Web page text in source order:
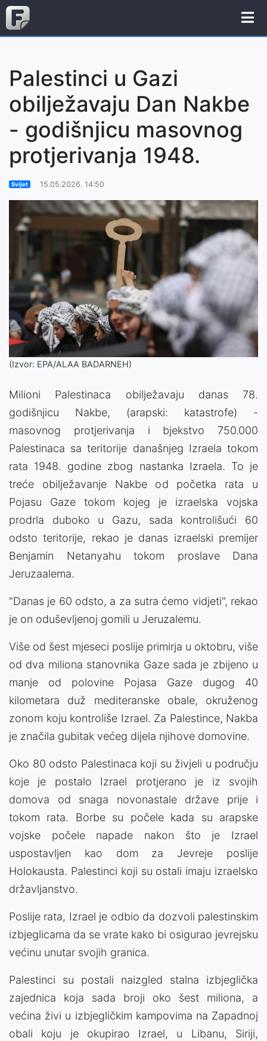
Palestinci u Gazi
obilježavaju Dan Nakbe
- godišnjicu masovnog
protjerivanja 1948.
Svijet 15.05.2026. 14:50
(Izvor: EPA/ALAA BADARNEH)
Milioni Palestinaca obilježavaju danas 78.
godišnjicu Nakbe, (arapski: katastrofe) -
masovnog protjerivanja i bjekstvo 750.000
Palestinaca sa teritorije današnjeg Izraela tokom
rata 1948. godine zbog nastanka Izraela. To je
treće obilježavanje Nakbe od početka rata u
Pojasu Gaze tokom kojeg je izraelska vojska
prodrla duboko u Gazu, sada kontrolišući 60
odsto teritorije, rekao je danas izraelski premijer
Benjamin Netanyahu tokom proslave Dana
Jeruzaalema.
"Danas je 60 odsto, a za sutra ćemo vidjeti", rekao
je on oduševljenoj gomili u Jeruzalemu.
Više od šest mjeseci poslije primirja u oktobru, više
od dva miliona stanovnika Gaze sada je zbijeno u
manje od polovine Pojasa Gaze dugog 40
kilometara duž mediteranske obale, okruženog
zonom koju kontroliše Izrael. Za Palestince, Nakba
je značila gubitak većeg dijela njihove domovine.
Oko 80 odsto Palestinaca koji su živjeli u području
koje je postalo Izrael protjerano je iz svojih
domova od snaga novonastale države prije i
tokom rata. Borbe su počele kada su arapske
vojske počele napade nakon što je Izrael
uspostavljen kao dom za Jevreje poslije
Holokausta. Palestinci koji su ostali imaju izraelsko
državljanstvo.
Poslije rata, Izrael je odbio da dozvoli palestinskim
izbjeglicama da se vrate kako bi osigurao jevrejsku
većinu unutar svojih granica.
Palestinci su postali naizgled stalna izbjeglička
zajednica koja sada broji oko šest miliona, a
većina živi u izbjegličkim kampovima na Zapadnoj
obali koju je okupirao Izrael, u Libanu, Siriji,